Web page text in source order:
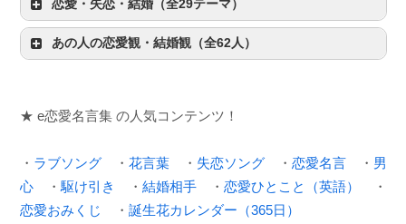
恋愛・失恋・結婚（全29テーマ）
あの人の恋愛観・結婚観（全62人）
★ e恋愛名言集 の人気コンテンツ！
・ ラブソング ・ 花言葉 ・ 失恋ソング ・ 恋愛名言 ・ 男
心 ・ 駆け引き ・ 結婚相手 ・ 恋愛ひとこと（英語）
・
恋愛おみくじ
・ 誕生花カレンダー（365日）